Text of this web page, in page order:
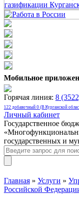
Мобильное
Горячая линия: 8
122 добавочный 0 (В Курганской
Личный кабинет
Государственное
государственных и
Главная » Услуги »
Российской